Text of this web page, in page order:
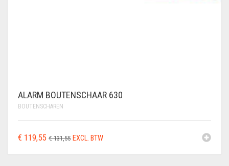
ALARM BOUTENSCHAAR 630
BOUTENSCHAREN
€131,55 OORSPRONKELIJKE
€ 119,55
HUIDIGE
EXCL. BTW